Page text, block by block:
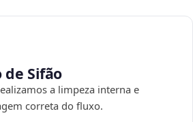
de Sifão
a limpeza interna e
correta do fluxo.